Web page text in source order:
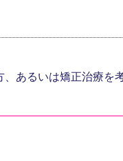
あるいは矯正治療を